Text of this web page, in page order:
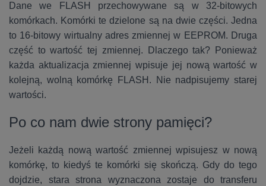
Dane we FLASH przechowywane są w 32-bitowych
komórkach. Komórki te dzielone są na dwie części. Jedna
to 16-bitowy wirtualny adres zmiennej w EEPROM. Druga
część to wartość tej zmiennej. Dlaczego tak? Ponieważ
każda aktualizacja zmiennej wpisuje jej nową wartość w
kolejną, wolną komórkę FLASH. Nie nadpisujemy starej
wartości.
Po co nam dwie strony pamięci?
Jeżeli każdą nową wartość zmiennej wpisujesz w nową
komórkę, to kiedyś te komórki się skończą. Gdy do tego
dojdzie, stara strona wyznaczona zostaje do transferu